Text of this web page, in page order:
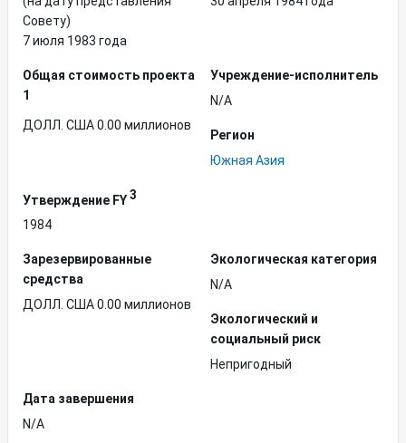
Совету)
7 июля 1983 года
Общая стоимость проекта
1
ДОЛЛ. США 0.00 миллионов
Учреждение-исполнитель
N/A
Регион
Южная Азия
Утверждение FY3
1984
Зарезервированные
средства
ДОЛЛ. США 0.00 миллионов
Экологическая категория
N/A
Экологический и
социальный риск
Непригодный
Дата завершения
N/A